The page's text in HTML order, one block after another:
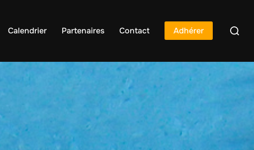
Calendrier Partenaires Contact Adhérer